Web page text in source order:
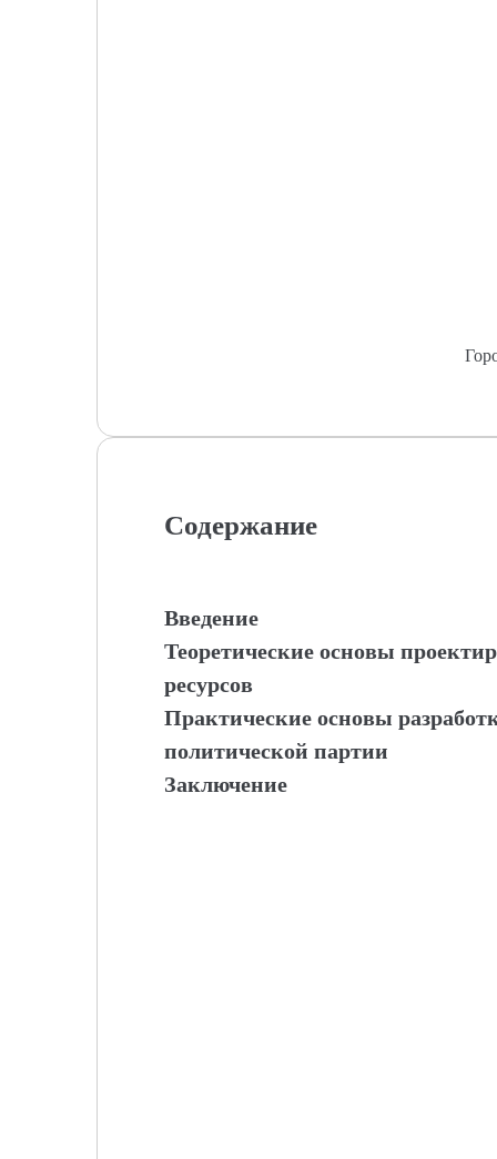
Содержание
Введение
Теоретические основы
ресурсов
Практические основы
политической партии
Заключение